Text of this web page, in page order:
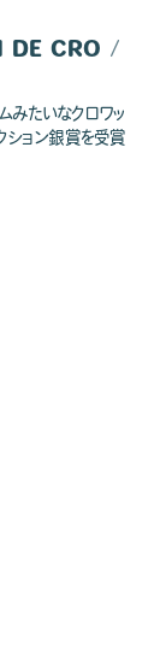
DE CRO /
みたいなクロワッ
ション銀賞を受賞